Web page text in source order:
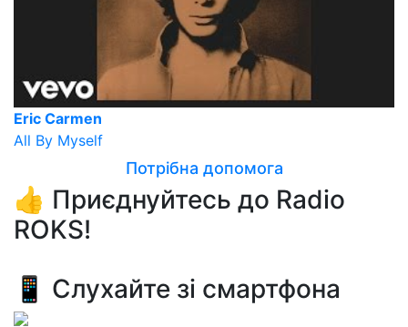
Eric Carmen
All By Myself
Потрібна допомога
👍 Приєднуйтесь до Radio
ROKS!
📱 Слухайте зі смартфона